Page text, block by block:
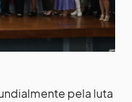
pela luta